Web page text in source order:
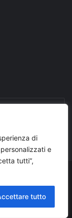
di
e
tutti”,
tutto
giornalisti